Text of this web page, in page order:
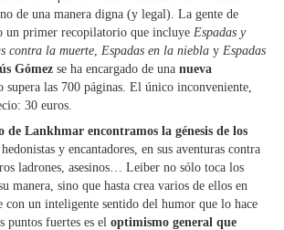
de una manera digna (y legal). La gente de
un primer recopilatorio que incluye Espadas y
contra la muerte, Espadas en la niebla y Espadas
Gómez se ha encargado de una nueva
supera las 700 páginas. El único inconveniente,
30 euros.
Lankhmar encontramos la génesis de los
y encantadores, en sus aventuras contra
ladrones, asesinos… Leiber no sólo toca los
manera, sino que hasta crea varios de ellos en
con un inteligente sentido del humor que lo hace
puntos fuertes es el optimismo general que